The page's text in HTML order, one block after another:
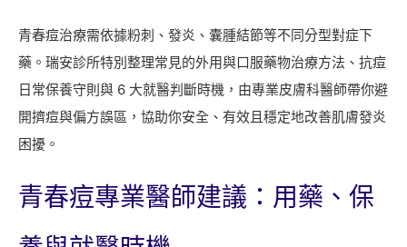
青春痘治療需依據粉刺、發炎、囊腫結節等不同分型對症下
藥。瑞安診所特別整理常見的外用與口服藥物治療方法、抗痘
日常保養守則與 6 大就醫判斷時機，由專業皮膚科醫師帶你避
開擠痘與偏方誤區，協助你安全、有效且穩定地改善肌膚發炎
困擾。
青春痘專業醫師建議：用藥、保